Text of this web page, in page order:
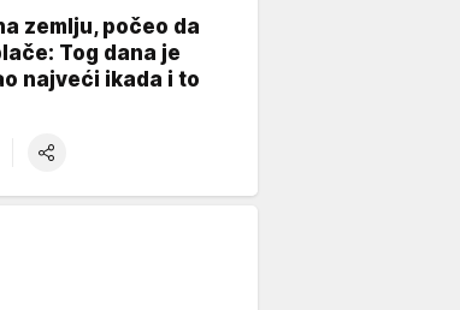
zemlju, počeo da
Tog dana je
najveći ikada i to